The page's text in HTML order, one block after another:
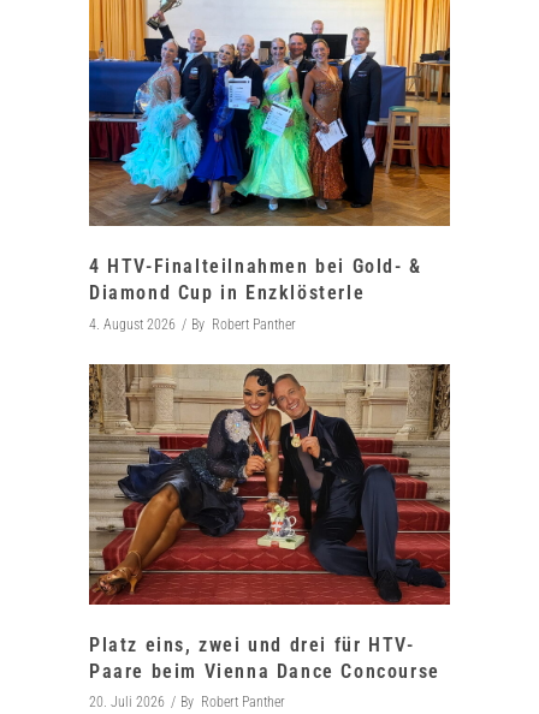
4 HTV-Finalteilnahmen bei Gold- &
Diamond Cup in Enzklösterle
4. August 2026 By Robert Panther
Platz eins, zwei und drei für HTV-
Paare beim Vienna Dance Concourse
20. Juli 2026 By Robert Panther